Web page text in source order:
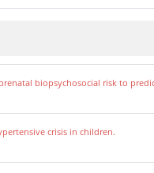
biopsychosocial risk to
crisis in children.